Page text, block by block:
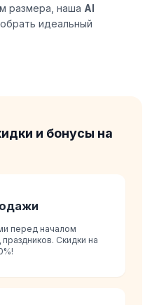
размера, наша AI
идеальный
и бонусы на
перед началом
Скидки на